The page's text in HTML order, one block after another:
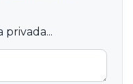
privada...